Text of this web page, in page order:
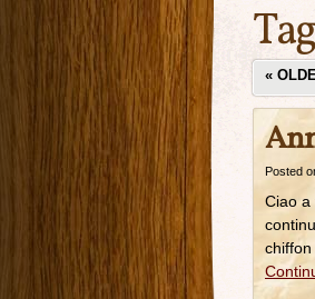
«
Posted
Ciao a